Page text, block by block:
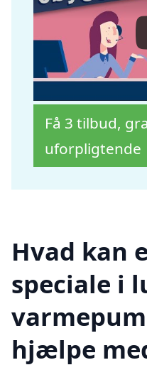
Få 3 tilbud,
uforpligtende
Hvad kan
speciale i
hjælpe